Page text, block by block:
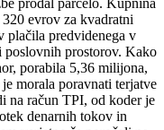
evrov za kvadratni
plačila predvidenega v
prostorov. Kako
porabila 5,36 milijona,
morala poravnati terjatve
na račun TPI, od koder je
denarnih tokov in